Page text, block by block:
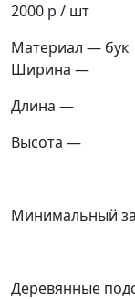
2000 р / шт
Материал — бук
Ширина —
Длина —
Высота —
Минимальный
Деревянные